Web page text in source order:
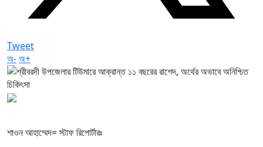
Tweet
অ-অ+
শাওন আহাম্মেদ= স্টাফ রিপোর্টারঃ